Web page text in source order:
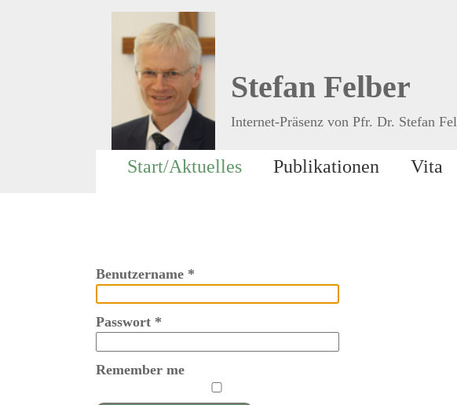
Stefan Felber
Internet-Präsenz von Pfr. Dr. Stefan
Start/Aktuelles Publikationen Vita
Benutzername *
Passwort *
Remember me